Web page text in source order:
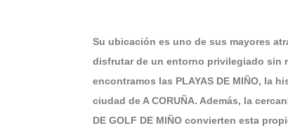
Su ubicación es uno de sus mayores
disfrutar de un entorno privilegiado sin
encontramos las PLAYAS DE MIÑO, la
ciudad de A CORUÑA. Además, la
DE GOLF DE MIÑO convierten esta